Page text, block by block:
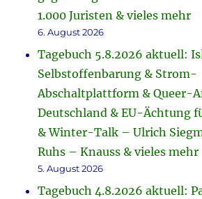
1.000 Juristen & vieles mehr
6. August 2026
Tagebuch 5.8.2026 aktuell:
Selbstoffenbarung & Strom-
Abschaltplattform & Queer-
Deutschland & EU-Ächtung
& Winter-Talk – Ulrich
Ruhs – Knauss & vieles mehr
5. August 2026
Tagebuch 4.8.2026 aktuell: